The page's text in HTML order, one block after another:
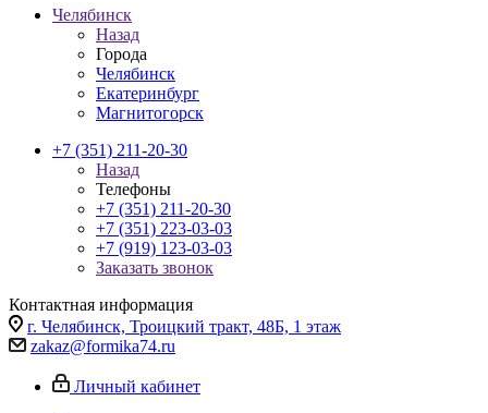
Челябинск
Назад
Города
Челябинск
Екатеринбург
Магнитогорск
+7 (351) 211-20-30
Назад
Телефоны
+7 (351) 211-20-30
+7 (351) 223-03-03
+7 (919) 123-03-03
Заказать звонок
Контактная информация
г. Челябинск, Троицкий тракт, 48Б, 1 этаж
zakaz@formika74.ru
Личный кабинет